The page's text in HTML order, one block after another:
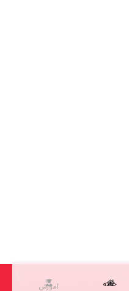
آموزش خانه
می باشد و کپی برداری از محتوا